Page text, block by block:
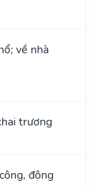
về nhà
trương
động